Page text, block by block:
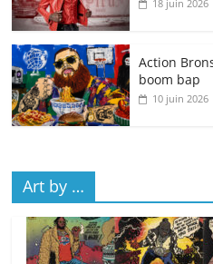
18 juin 2026
Action
boom bap
10 juin 2026
Art by …